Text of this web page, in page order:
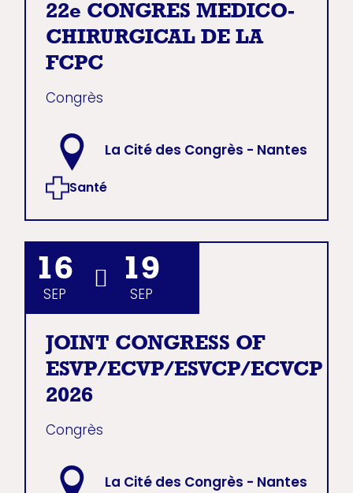
22e CONGRES MEDICO-
CHIRURGICAL DE LA
FCPC
Congrès
La Cité des Congrès - Nantes
Santé
19
SEP
16
SEP
JOINT CONGRESS OF
ESVP/ECVP/ESVCP/ECVCP
2026
Congrès
La Cité des Congrès - Nantes